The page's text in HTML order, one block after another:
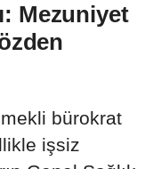
Mezuniyet
bürokrat
işsiz